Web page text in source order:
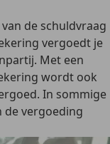
de schuldvraag
vergoedt je
Met een
wordt ook
In sommige
de vergoeding